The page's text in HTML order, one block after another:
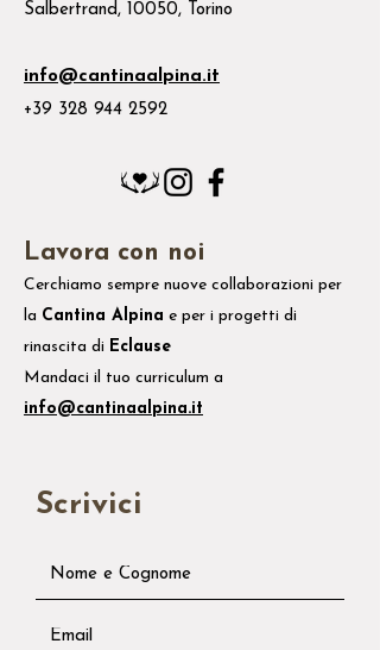
Salbertrand, 10050, Torino
info@cantinaalpina.it
+39 328 944 2592
Lavora con noi
Cerchiamo sempre nuove collaborazioni per
la Cantina Alpina e per i progetti di
rinascita di Eclause
Mandaci il tuo curriculum a
info@cantinaalpina.it
Scrivici